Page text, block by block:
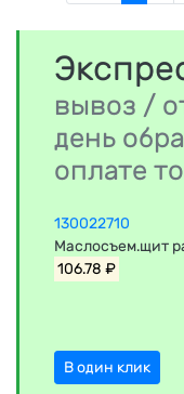
вывоз /
день
оплате
130022710
Маслосъем.щит
106.78 ₽
В один клик